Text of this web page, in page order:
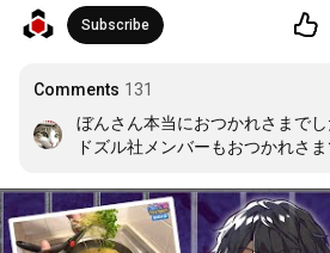
Subscribe
Comments 131
ぼんさん本当におつかれさまでし
ドズル社メンバーもおつかれさま
同接3,2万人で5万円！！！これ
美味しい物たっくさん食べてく
この1週間本当に楽しかったです